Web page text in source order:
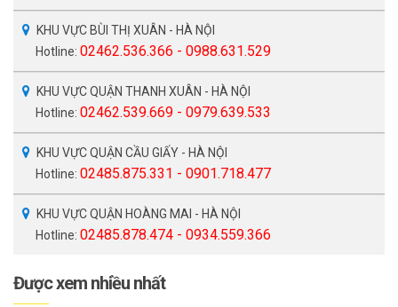
KHU VỰC BÙI THỊ XUÂN - HÀ NỘI
Hotline: 02462.536.366 - 0988.631.529
KHU VỰC QUẬN THANH XUÂN - HÀ NỘI
Hotline: 02462.539.669 - 0979.639.533
KHU VỰC QUẬN CẦU GIẤY - HÀ NỘI
Hotline: 02485.875.331 - 0901.718.477
KHU VỰC QUẬN HOÀNG MAI - HÀ NỘI
Hotline: 02485.878.474 - 0934.559.366
Được xem nhiều nhất